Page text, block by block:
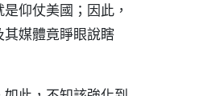
仰仗美國；因此，
媒體竟睜眼說瞎